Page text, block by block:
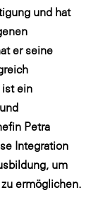
und hat
er seine
ist ein
Petra
Integration
um
ermöglichen.